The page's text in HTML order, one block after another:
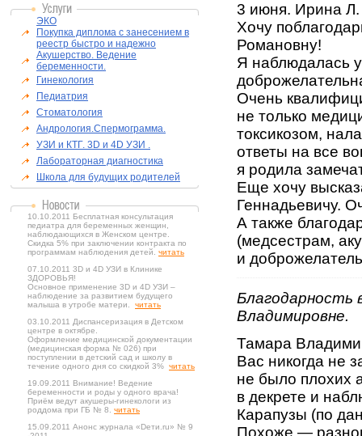
ЭКО
Покупка диплома с занесением в
реестр быстро и надежно
Акушерство. Ведение
беременности.
Гинекология
Педиатрия
Стоматология
Андрология.Спермограмма.
УЗИ и КТГ. 3D и 4D УЗИ .
Лабораторная диагностика
Школа для будущих родителей
10.10.2011 Бесплатная консультация
педиатра для беременных женщин,
наблюдающихся в Женском центре.
Скидка 5% при заключении контракта по
программам наблюдения детей. читать
07.10.2011 3D и 4D УЗИ в Клинике
ЗДОРОВЬЯ!
Основное применение 3D и 4D УЗИ –
наблюдение за развитием будущего
малыша в утробе матери. читать
03.10.2011 Диспансеризация в Детском
центре в октябре.
Оформление медицинской документации
(медицинская форма № 026) при
поступлении в детский сад и школу в
течение одного дня со скидкой 3% читать
19.09.2011 Внимание! Ведение
беременности и роды у одного врача!
Приём ведут акушеры-гинекологи из
роддома при ГБ № 8. читать
15.09.2011 Анонс журнала «Dети.ru» № 9
3 июня. Ирина Л.
Хочу
Романовну!
Я наблюдалась
Очень
не только
токсикозом,
ответы на все
я родила
Еще хочу
Геннадьевичу.
А также
(медсестрам,
и
Благодарность
Владимировне.
Тамара
Вас никогда не
не было плохих
в декрете и
Карапузы (по
Похоже —